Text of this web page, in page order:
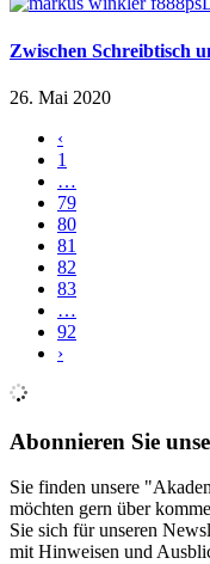
Zwischen Schreibtisch
26. Mai 2020
‹
1
…
79
80
81
82
83
…
92
›
Abonnieren Sie
Sie finden unsere
möchten gern über
Sie sich für unseren
mit Hinweisen und